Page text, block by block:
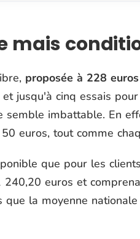
mais
, proposée à 228 euros
jusqu'à cinq essais
imbattable. En
euros, tout comme
que pour les
240,20 euros et
la moyenne